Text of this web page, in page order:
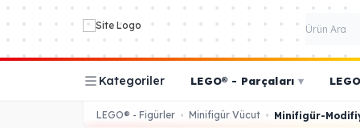
Kategoriler LEGO® - Parçaları ▾
LEGO® - Figürler • Minifigür Vücut • Minifigür-